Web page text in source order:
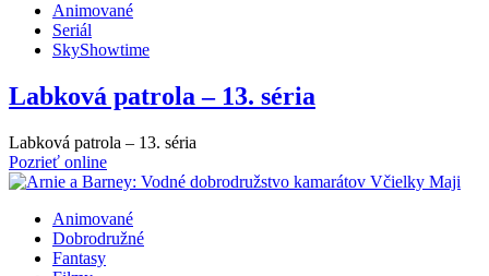
Animované
Seriál
SkyShowtime
Labková patrola – 13. séria
Labková patrola – 13. séria
Pozrieť online
Animované
Dobrodružné
Fantasy